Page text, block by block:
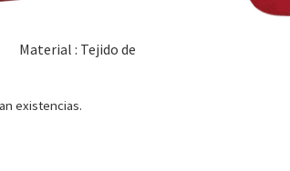
: Tejido de
existencias.